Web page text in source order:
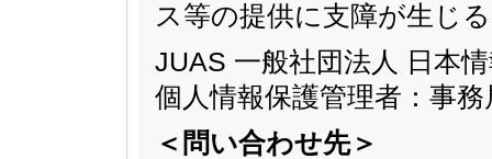
ス等の提供に支障が生じ
JUAS 一般社団法人 日本
個人情報保護管理者：事
＜問い合わせ先＞